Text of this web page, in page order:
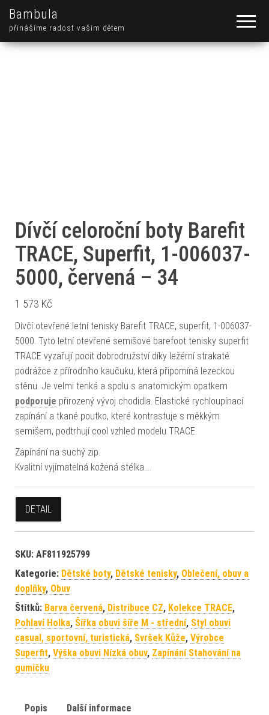
Bambula
přinášíme radost vašim dětem
Dívčí celoroční boty Barefit
TRACE, Superfit, 1-006037-
5000, červená – 34
1 573 Kč
Dívčí otevřené letní tenisky Barefit TRACE, superfit, 1-006037-
5000. Tyto letní otevřené semišové barefoot tenisky superfit
TRACE vyzařují pocit dobrodružství díky ležérní strakaté
podrážce z přírodního kaučuku, která připomíná lezeckou
stěnu. Je velmi tenká a spolu s anatomickým opatkem
podporuje přirozený vývoj chodidla. Elastické rychloupínací
zapínání a tkané poutko, které kontrastuje s měkkým
semišem, podtrhují cool vzhled modelu TRACE.
Zapínání na suchý zip.
Kvalitní vyjímatelná kožená stélka.…
DETAIL
SKU: AF811925799
Kategorie: Dětské boty, Dětské tenisky, Oblečení, obuv a
doplňky, Obuv
Štítků: Barva červená, Distribuce CZ, Kolekce TRACE,
Pohlaví Holka, Šířka obuvi šíře M - střední, Styl obuvi
casual, sportovní, turistická, Svršek Kůže, Výrobce
Superfit, Výška obuvi Nízká obuv, Zapínání Stahování na
gumičku
Popis Další informace